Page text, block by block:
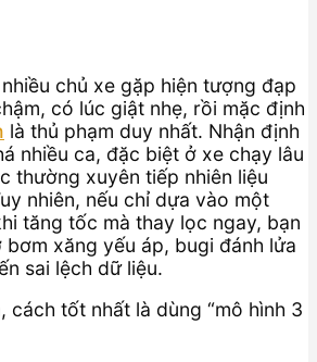
chủ xe gặp hiện tượng đạp
có lúc giật nhẹ, rồi mặc định
là thủ phạm duy nhất. Nhận định
nhiều ca, đặc biệt ở xe chạy lâu
thường xuyên tiếp nhiên liệu
nhiên, nếu chỉ dựa vào một
tăng tốc mà thay lọc ngay, bạn
xăng yếu áp, bugi đánh lửa
sai lệch dữ liệu.
cách tốt nhất là dùng “mô hình 3